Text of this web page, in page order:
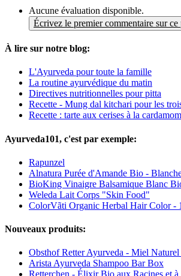
Aucune évaluation disponible.
Écrivez le premier commentaire sur
À lire sur notre blog:
L'Ayurveda pour toute la famille
La routine ayurvédique du matin
Directives nutritionnelles pour pitta
Recette - Mung dal kitchari pour les
Recette : tarte aux cerises à la
Ayurveda101, c'est par exemple:
Rapunzel
Alnatura Purée d'Amande Bio -
BioKing Vinaigre Balsamique Blanc
Weleda Lait Corps "Skin Food"
ColorVãti Organic Herbal Hair Color -
Nouveaux produits:
Obsthof Retter Ayurveda - Miel Naturel
Arista Ayurveda Shampoo Bar Box